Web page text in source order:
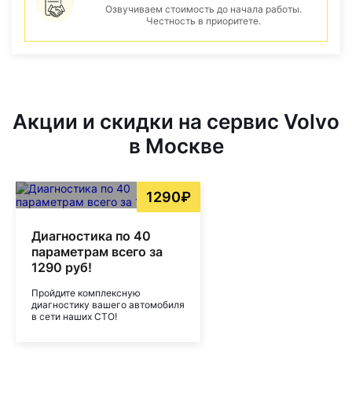
Озвучиваем стоимость до начала работы.
Честность в приоритете.
Акции и скидки на сервис Volvo
в Москве
1290₽
Диагностика по 40
параметрам всего за
1290 руб!
Пройдите комплексную
диагностику вашего автомобиля
в сети наших СТО!